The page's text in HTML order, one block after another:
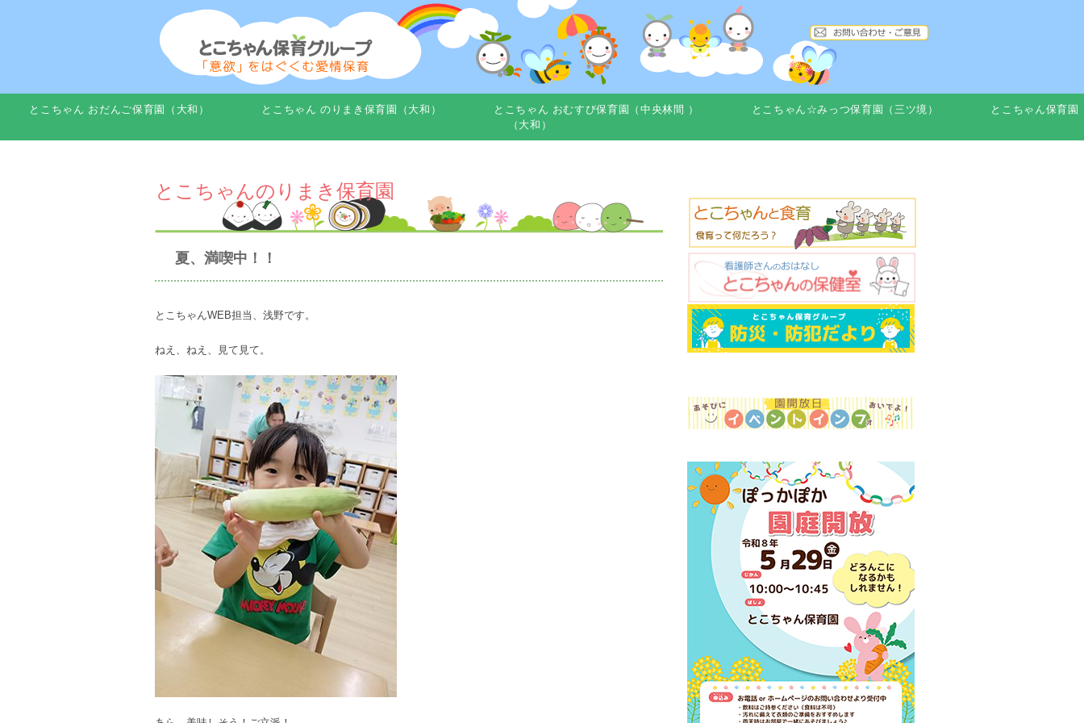
とこちゃん おだんご保育園（大和） とこちゃん のりまき保育園（大和） とこちゃん おむすび保育園（中央林間 ） とこちゃん☆みっつ保育園（三ツ境）
とこちゃん保育園
（大和）
とこちゃんのりまき保育園
夏、満喫中！！
とこちゃんWEB担当、浅野です。
ねえ、ねえ、見て見て。